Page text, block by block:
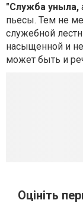
"Служба уныла,
пьесы. Тем не
служебной
насыщенной и
может быть и
Оцініть